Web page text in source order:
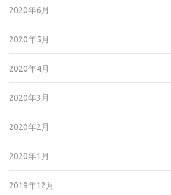
2020年6月
2020年5月
2020年4月
2020年3月
2020年2月
2020年1月
2019年12月